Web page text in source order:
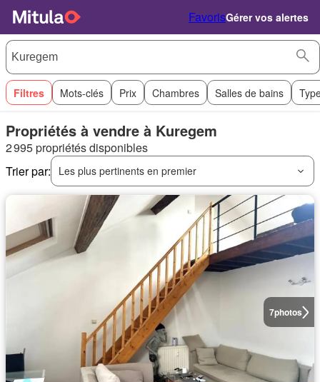
FavorisGérer vos alertes
Filtres Mots-clés Prix Chambres Salles de bains
Propriétés à vendre à Kuregem
2 995 propriétés disponibles
Trier par:
Les plus pertinents en premier
7photos